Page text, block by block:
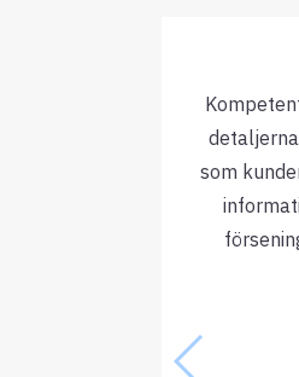
som